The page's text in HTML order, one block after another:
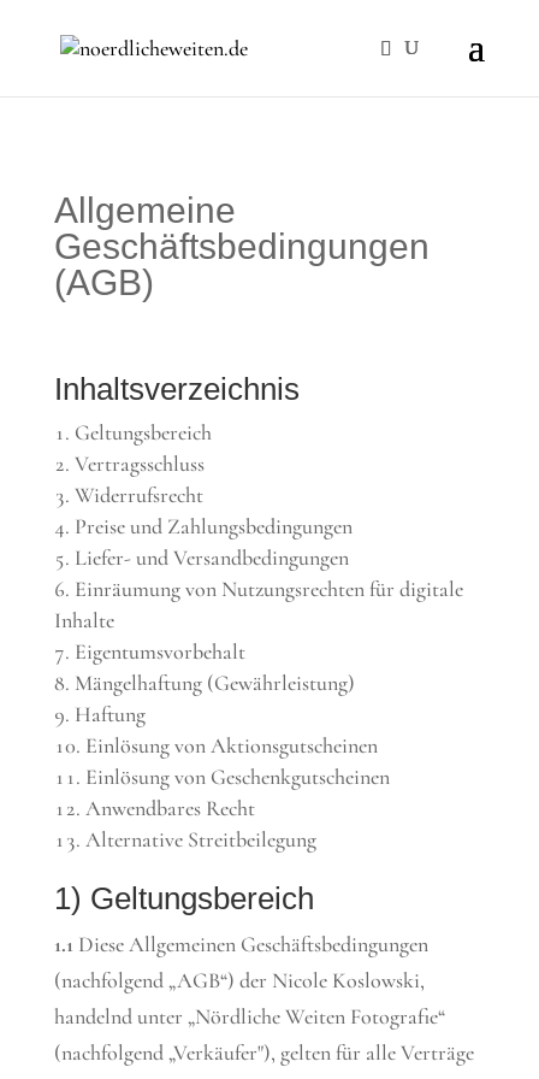
Allgemeine
Geschäftsbedingungen
(AGB)
Inhaltsverzeichnis
Geltungsbereich
Vertragsschluss
Widerrufsrecht
Preise und Zahlungsbedingungen
Liefer- und Versandbedingungen
Einräumung von Nutzungsrechten für digitale
Inhalte
Eigentumsvorbehalt
Mängelhaftung (Gewährleistung)
Haftung
Einlösung von Aktionsgutscheinen
Einlösung von Geschenkgutscheinen
Anwendbares Recht
Alternative Streitbeilegung
1) Geltungsbereich
1.1 Diese Allgemeinen Geschäftsbedingungen
(nachfolgend „AGB“) der Nicole Koslowski,
handelnd unter „Nördliche Weiten Fotografie“
(nachfolgend „Verkäufer"), gelten für alle Verträge